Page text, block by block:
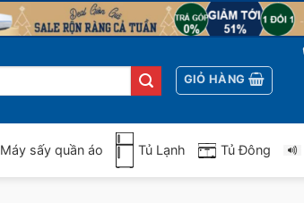
GIỎ HÀNG
Máy sấy quần áo Tủ Lạnh Tủ Đông